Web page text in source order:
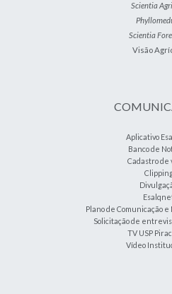
Scientia
Scientia
Visão
Aplicativo
Banco de
Cadastro de
Plano de Comunicação
Solicitação de
TV USP
Vídeo